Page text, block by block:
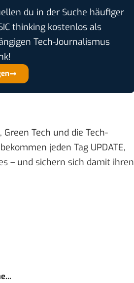
du in der Suche häufiger
thinking kostenlos als
Tech-Journalismus
Green Tech und die Tech-
jeden Tag UPDATE,
– und sichern sich damit ihren